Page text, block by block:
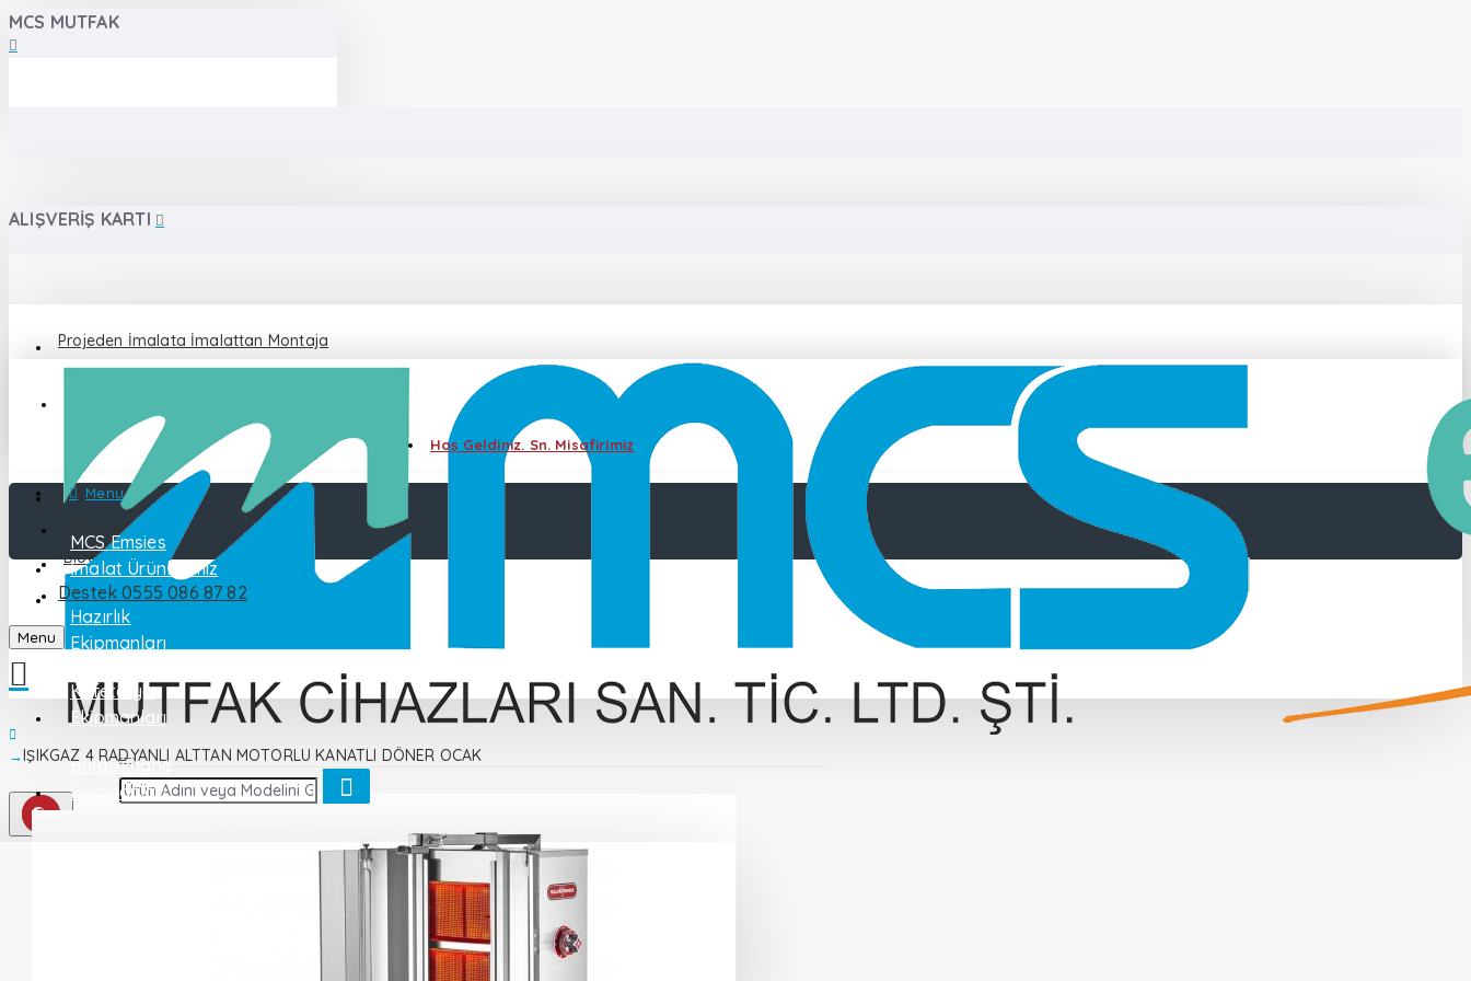
MCS MUTFAK
ALIŞVERIŞ KARTI
Projeden İmalata İmalattan Montaja
Hoş Geldiniz. Sn. Misafirimiz
Katalog
Instagram
Blog
İletişim
Menu
MCS Emsies
İmalat Ürünlerimiz
Hazırlık
Ekipmanları
Kafeterya
Ekipmanları
Bulaşıkhane
Ekipmanları
Destek 0555 086 87 82
Menu
IŞIKGAZ 4 RADYANLI ALTTAN MOTORLU KANATLI DÖNER OCAK